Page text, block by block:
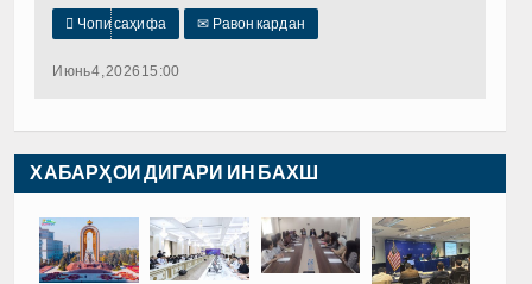
 Чопи саҳифа ✉ Равон кардан
Июнь 4, 2026 15:00
ХАБАРҲОИ ДИГАРИ ИН БАХШ